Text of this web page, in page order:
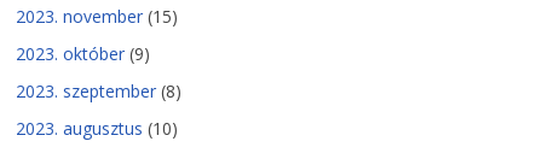
2023. november (15)
2023. október (9)
2023. szeptember (8)
2023. augusztus (10)